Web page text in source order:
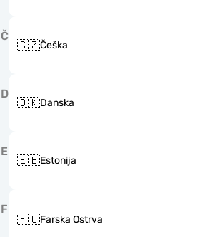
Č
🇨🇿Češka
D
🇩🇰Danska
E
🇪🇪Estonija
F
🇫🇴Farska Ostrva